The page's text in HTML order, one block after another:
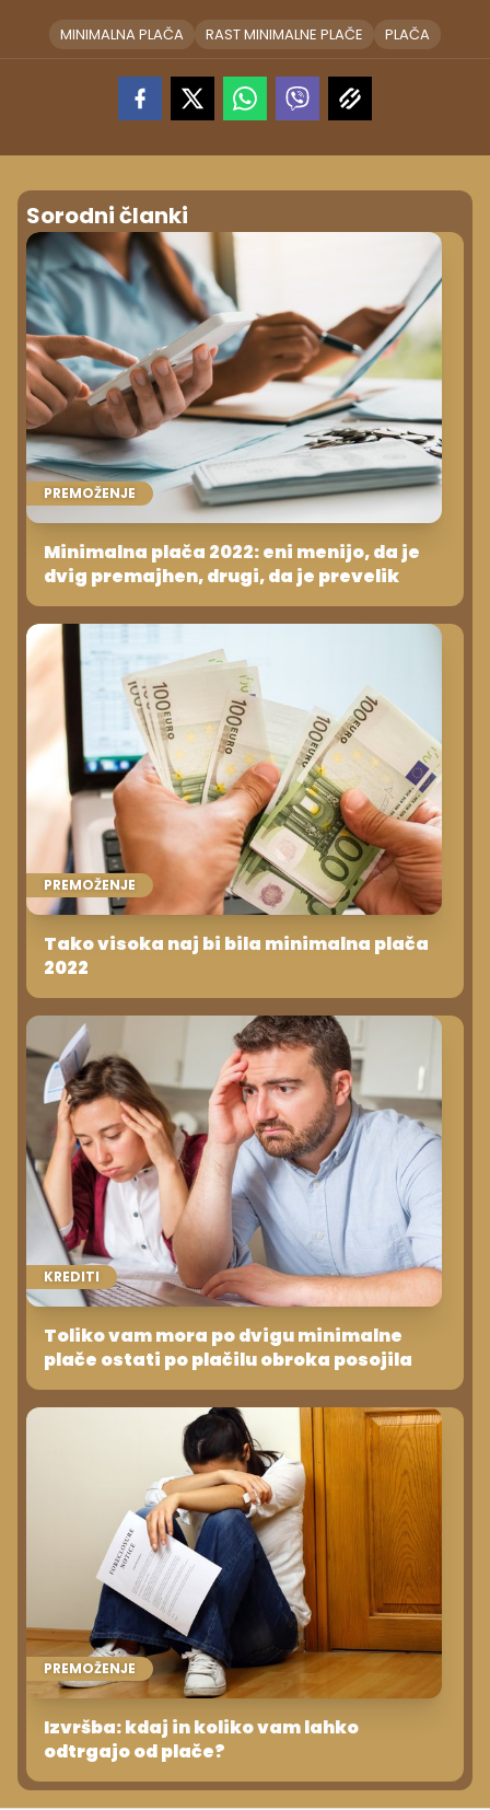
MINIMALNA PLAČA RAST MINIMALNE PLAČE PLAČA
Sorodni članki
PREMOŽENJE
Minimalna plača 2022: eni menijo, da je
dvig premajhen, drugi, da je prevelik
PREMOŽENJE
Tako visoka naj bi bila minimalna plača
2022
KREDITI
Toliko vam mora po dvigu minimalne
plače ostati po plačilu obroka posojila
PREMOŽENJE
Izvršba: kdaj in koliko vam lahko
odtrgajo od plače?